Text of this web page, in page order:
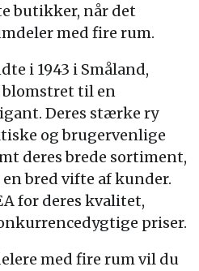
butikker, når det
med fire rum.
i 1943 i Småland,
blomstret til en
Deres stærke ry
og brugervenlige
deres brede sortiment,
bred vifte af kunder.
for deres kvalitet,
priser.
med fire rum vil du